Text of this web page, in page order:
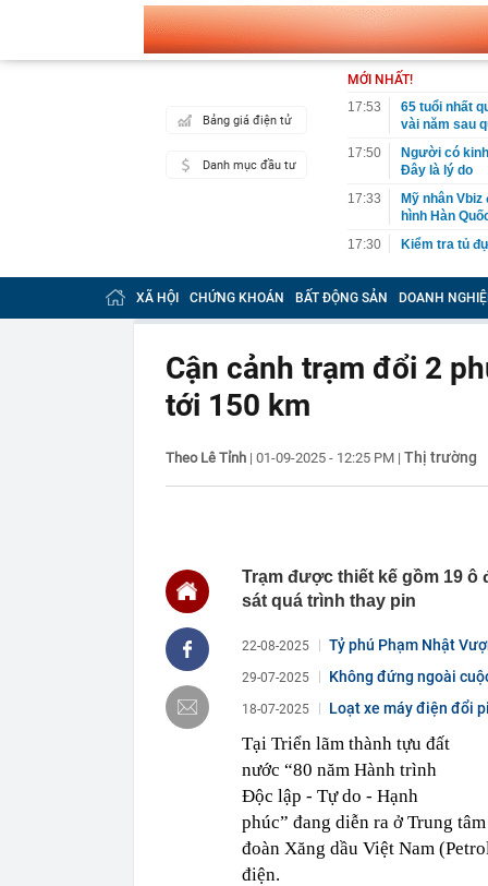
Bảng giá điện tử
Danh mục đầu tư
MỚI NHẤT!
17:53
65 tuổi nhất
vài năm sau
17:50
Người có
Đây là lý do
17:33
Mỹ nhân
hình Hàn
17:30
Kiểm tra tủ
17:30
Khi không
17:30
Phó Thủ
không đẩy
Vietcombank,
tiết lộ 3 bí
17:08
Tiểu thư
50 triệu đồng
16:51
Toàn cảnh
16:51
Những tên
16:50
Căn nhà ở
16:44
Công bố
khiến 168
lá
16:40
Khởi tố, cấm
16:38
Bất chấp
16:37
Người bán cá
bỏ qua,
XÃ HỘI CHỨNG KHOÁN BẤT ĐỘNG SẢN DOANH
Cận cảnh trạm đổi 2
tới 150 km
Theo Lê Tỉnh | 01-09-2025 - 12:25 PM | Thị trường
Trạm được thiết kế gồm 19 ô
sát quá trình thay pin
22-08-2025 Tỷ phú Phạm Nhật
29-07-2025 Không đứng ngoài
18-07-2025 Loạt xe máy điện đổi
Tại Triển lãm thành tựu đất
nước “80 năm Hành trình
Độc lập - Tự do - Hạnh
phúc” đang diễn ra ở Trung
đoàn Xăng dầu Việt Nam
điện.